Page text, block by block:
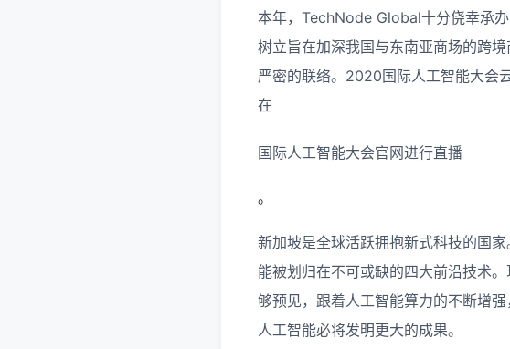
本年，TechNode Global十分侥幸承
树立旨在加深我国与东南亚商场的跨
严密的联络。2020国际人工智能大会
在
国际人工智能大会官网进行直播
。
新加坡是全球活跃拥抱新式科技的国
能被划归在不可或缺的四大前沿技术
够预见，跟着人工智能算力的不断增
人工智能必将发明更大的成果。